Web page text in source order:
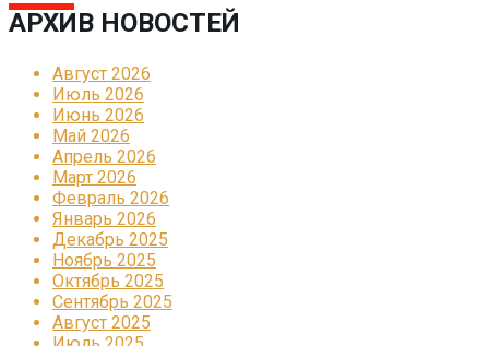
АРХИВ НОВОСТЕЙ
Август 2026
Июль 2026
Июнь 2026
Май 2026
Апрель 2026
Март 2026
Февраль 2026
Январь 2026
Декабрь 2025
Ноябрь 2025
Октябрь 2025
Сентябрь 2025
Август 2025